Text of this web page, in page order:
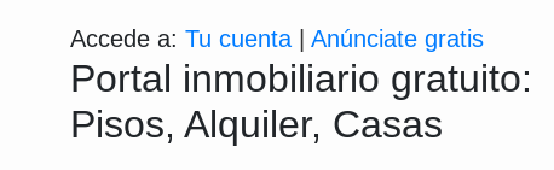
Accede a: Tu cuenta| Anúnciate gratis
Portal inmobiliario gratuito:
Pisos, Alquiler, Casas